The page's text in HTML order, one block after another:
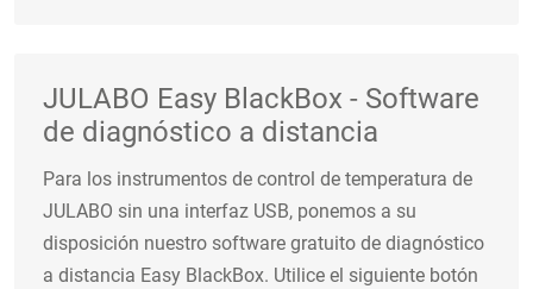
JULABO Easy BlackBox - Software
de diagnóstico a distancia
Para los instrumentos de control de temperatura de
JULABO sin una interfaz USB, ponemos a su
disposición nuestro software gratuito de diagnóstico
a distancia Easy BlackBox. Utilice el siguiente botón